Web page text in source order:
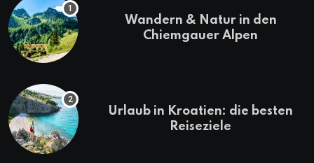
Wandern & Natur in den
Chiemgauer Alpen
Urlaub in Kroatien: die besten
Reiseziele